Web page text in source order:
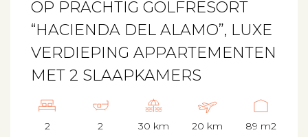
OP PRACHTIG GOLFRESORT
“HACIENDA DEL ALAMO”, LUXE
VERDIEPING APPARTEMENTEN
MET 2 SLAAPKAMERS
2 2 30 km 20 km 89 m2